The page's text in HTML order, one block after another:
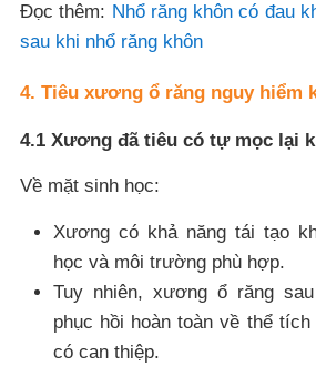
Đọc thêm: Nhổ răng khôn có đau
sau khi nhổ răng khôn
4. Tiêu xương ổ răng nguy hiểm
4.1 Xương đã tiêu có tự mọc lại
Về mặt sinh học:
Xương có khả năng tái tạo
học và môi trường phù hợp.
Tuy nhiên, xương ổ răng
phục hồi hoàn toàn về thể tích
có can thiệp.